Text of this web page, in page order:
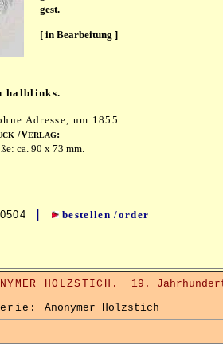
gest.
[ in Bearbeitung ]
halblinks.
Adresse, um 1855
/VERLAG:
ca. 90 x 73 mm.
bestellen /order
HOLZSTICH.
19.
Anonymer Holzstich